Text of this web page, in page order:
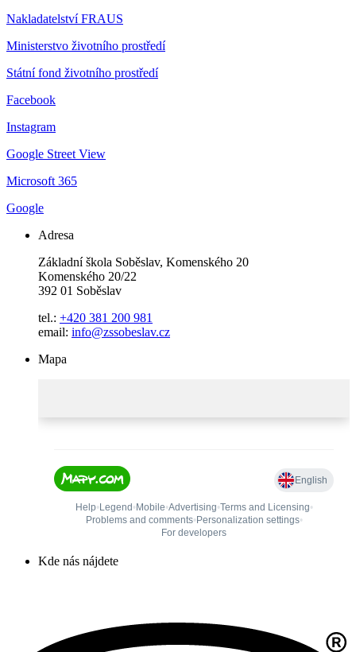
Nakladatelství FRAUS
Ministerstvo životního prostředí
Státní fond životního prostředí
Facebook
Instagram
Google Street View
Microsoft 365
Google
Adresa
Základní škola Soběslav, Komenského 20
Komenského 20/22
392 01 Soběslav
tel.: +420 381 200 981
email: info@zssobeslav.cz
Mapa
Kde nás nájdete